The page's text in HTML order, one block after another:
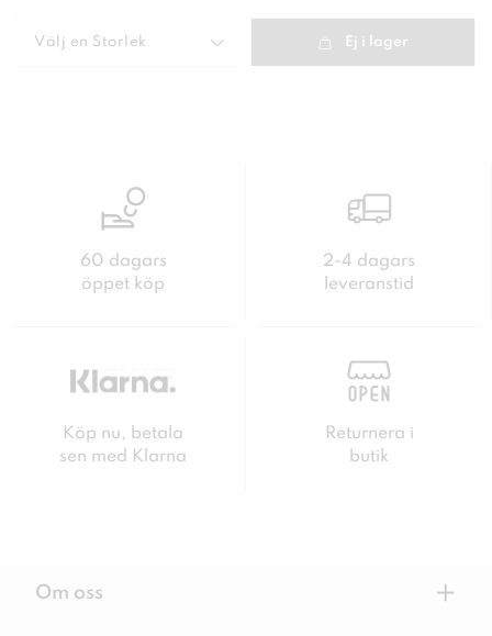
krTidigare
pris
Välj en Storlek Ej i lager
60 dagars
öppet köp
2-4 dagars
leveranstid
Köp nu, betala
sen med Klarna
Returnera i
butik
Om oss +